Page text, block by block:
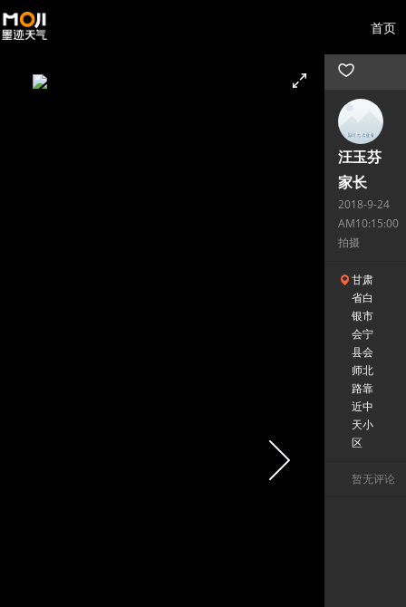
首页
汪玉芬
家长
2018-9-24
AM10:15:00
拍摄
甘肃
省白
银市
会宁
县会
师北
路靠
近中
天小
区
暂无评论